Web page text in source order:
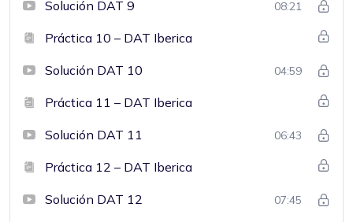
Solución DAT 9 08:21
Práctica 10 – DAT Iberica
Solución DAT 10 04:59
Práctica 11 – DAT Iberica
Solución DAT 11 06:43
Práctica 12 – DAT Iberica
Solución DAT 12 07:45